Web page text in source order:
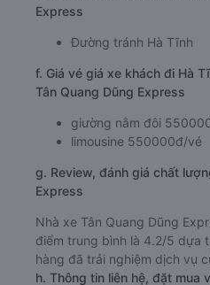
Express
Đường tránh Hà Tĩnh
f. Giá vé giá xe khách đi Hà
Tân Quang Dũng Express
giường nằm đôi
limousine 550000đ/vé
g. Review, đánh giá chất
Express
Nhà xe Tân Quang Dũng
điểm trung bình là 4.2/5 dựa
hàng đã trải nghiệm dịch vụ
h. Thông tin liên hệ, đặt mua